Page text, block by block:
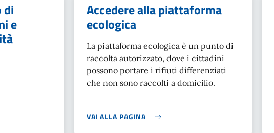
di
e
Accedere alla piattaforma
ecologica
La piattaforma ecologica è un punto di
raccolta autorizzato, dove i cittadini
possono portare i rifiuti differenziati
che non sono raccolti a domicilio.
VAI ALLA PAGINA